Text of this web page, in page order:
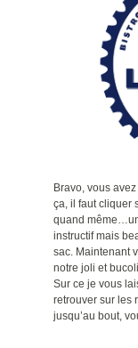
Bravo, vous
ça, il faut cliquer
quand
instructif mais
sac. Maintenant
notre joli et
Sur ce je vous
retrouver sur les
jusqu’au bout,